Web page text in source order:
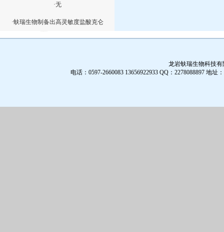
·无
·蚨瑞生物制备出高灵敏度盐酸克仑
龙岩蚨瑞生物科技
电话：0597-2660083 13656922933 QQ：2278088897 地